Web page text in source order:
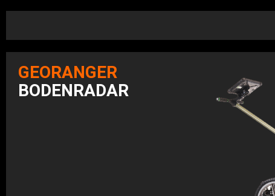
GEORANGER
BODENRADAR